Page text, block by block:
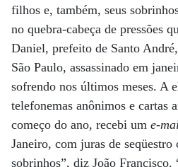
filhos e, também, seus
no quebra-cabeça de pressões
Daniel, prefeito de Santo
São Paulo, assassinado em
sofrendo nos últimos meses. A
telefonemas anônimos e cartas
começo do ano, recebi um e-
Janeiro, com juras de
sobrinhos”, diz João